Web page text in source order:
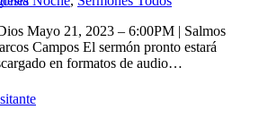
Mayo 21, 2023 – 6:00PM | Salmos
Campos El sermón pronto estará
en formatos de audio…